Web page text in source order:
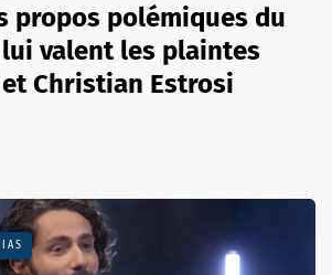
propos polémiques du
valent les plaintes
Christian Estrosi